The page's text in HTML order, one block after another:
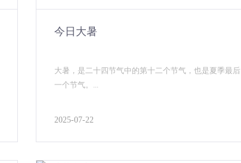
今日大暑
大暑，是二十四节气中的第十二个节气，也是夏季最后
一个节气。...
2025-07-22